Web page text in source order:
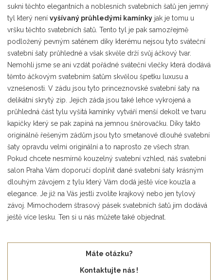
sukni těchto elegantních a noblesních svatebních šatů jen jemný
tyl který není vyšívaný průhledými kamínky jak je tomu u
vršku těchto svatebních šatů. Tento tyl je pak samozřejmě
podložený pevným saténem díky kterému nejsou tyto sváteční
svatební šaty průhledné a však skvěle drží svůj áčkový tvar.
Nemohli jsme se ani vzdát pořádné sváteční vlečky která dodává
těmto áčkovým svatebním šatům skvělou špetku luxusu a
vznešenosti. V zádu jsou tyto princeznovské svatební šaty na
delikátní skrytý zip. Jejich záda jsou také lehce vykrojená a
průhledná část tylu vyšitá kamínky vytváří menší dekolt ve tvaru
kapičky který se pak zapíná na jemnou šněrovačku. Díky takto
originálně řešeným zádům jsou tyto smetanové dlouhé svatební
šaty opravdu velmi originální a to naprosto ze všech stran.
Pokud chcete nesmírně kouzelný svatební vzhled, náš svatební
salon Praha Vám doporučí doplňit dané svatební šaty krásným
dlouhým závojem z tylu který Vám dodá ještě více kouzla a
elegance. Je již na Vás jestli zvolíte krajkový nebo jen tylový
závoj. Mimochodem štrasový pásek svatebních šatů jim dodává
ještě více lesku. Ten si u nás můžete také objednat.
Máte otázku?
Kontaktujte nás !